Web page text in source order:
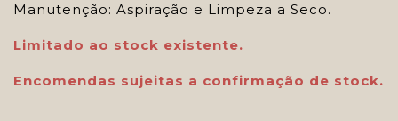
Manutenção: Aspiração e Limpeza a Seco.
Limitado ao stock existente.
Encomendas sujeitas a confirmação de stock.